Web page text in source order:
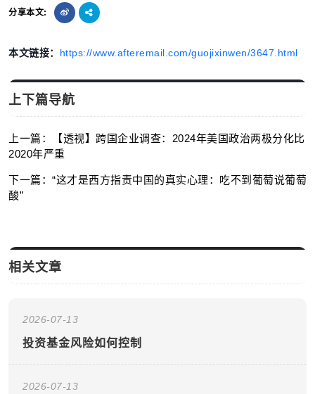
分享本文:
本文链接： https://www.afteremail.com/guojixinwen/3647.html
上下篇导航
上一篇：【透视】跨国企业调查：2024年美国政治两极分化比
2020年严重
下一篇：“这才是西方指责中国的真实心理：吃不到葡萄说葡萄
酸”
相关文章
2026-07-13
投资基金风险如何控制
2026-07-13